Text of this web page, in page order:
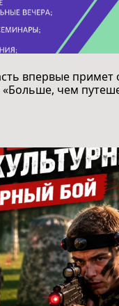
впервые примет
«Больше, чем